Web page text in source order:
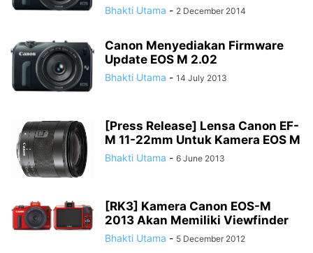
Bhakti Utama - 2 December 2014
Canon Menyediakan Firmware
Update EOS M 2.02
Bhakti Utama - 14 July 2013
[Press Release] Lensa Canon EF-
M 11-22mm Untuk Kamera EOS M
Bhakti Utama - 6 June 2013
[RK3] Kamera Canon EOS-M
2013 Akan Memiliki Viewfinder
Bhakti Utama - 5 December 2012